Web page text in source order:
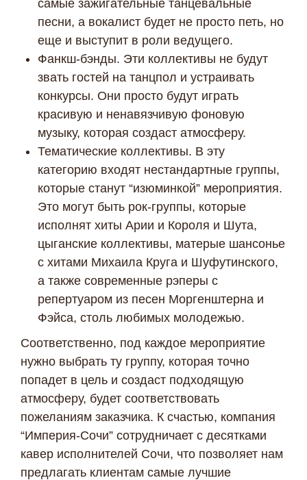
самые зажигательные танцевальные
песни, а вокалист будет не просто петь, но
еще и выступит в роли ведущего.
Фанкш-бэнды. Эти коллективы не будут
звать гостей на танцпол и устраивать
конкурсы. Они просто будут играть
красивую и ненавязчивую фоновую
музыку, которая создаст атмосферу.
Тематические коллективы. В эту
категорию входят нестандартные группы,
которые станут “изюминкой” мероприятия.
Это могут быть рок-группы, которые
исполнят хиты Арии и Короля и Шута,
цыганские коллективы, матерые шансонье
с хитами Михаила Круга и Шуфутинского,
а также современные рэперы с
репертуаром из песен Моргенштерна и
Фэйса, столь любимых молодежью.
Соответственно, под каждое мероприятие
нужно выбрать ту группу, которая точно
попадет в цель и создаст подходящую
атмосферу, будет соответствовать
пожеланиям заказчика. К счастью, компания
“Империя-Сочи” сотрудничает с десятками
кавер исполнителей Сочи, что позволяет нам
предлагать клиентам самые лучшие